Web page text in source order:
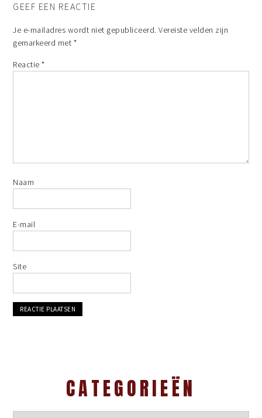
GEEF EEN REACTIE
Je e-mailadres wordt niet gepubliceerd. Vereiste velden zijn
gemarkeerd met *
Reactie*
Naam
E-mail
Site
CATEGORIEËN